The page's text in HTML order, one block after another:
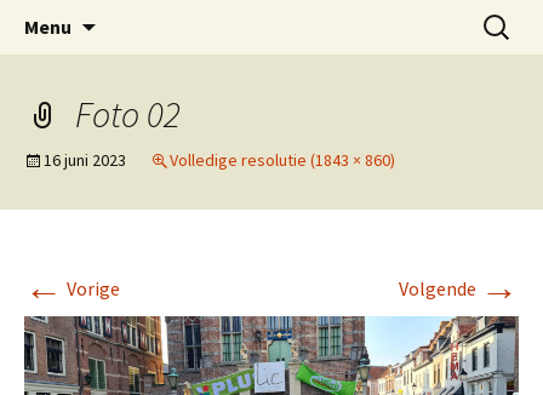
inhoud
Menu
Zoeken
naar:
Foto 02
16 juni 2023 Volledige resolutie (1843 × 860)
← Vorige Volgende →